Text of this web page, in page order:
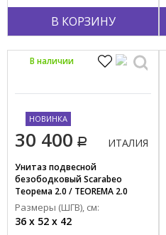
В КОРЗИНУ
30 400 ИТАЛИЯ
Унитаз подвесной
безободковый Scarabeo
Теорема 2.0 / TEOREMA 2.0
5126/CL
Размеры (ШГВ), см:
36 x 52 x 42
В наличии
НОВИНКА